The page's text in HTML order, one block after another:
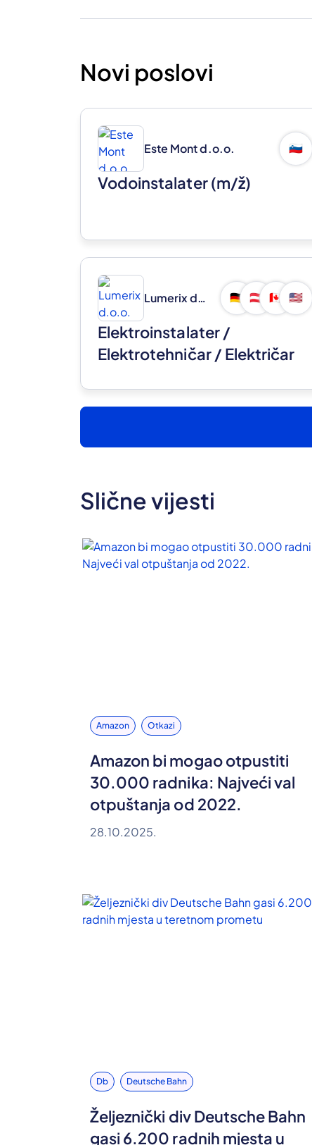
Novi poslovi
Este Mont d.o.o. 🇸🇮
Vodoinstalater(m/ž)
Lumerix d.o.o. 🇩🇪 🇦🇹 🇨🇦 🇺🇸
Elektroinstalater /
Elektrotehničar / Električar
Slične vijesti
Amazon Otkazi
Amazon bi mogao otpustiti
30.000 radnika: Najveći val
otpuštanja od 2022.
28.10.2025.
Db Deutsche Bahn
Željeznički div Deutsche Bahn
gasi 6.200 radnih mjesta u